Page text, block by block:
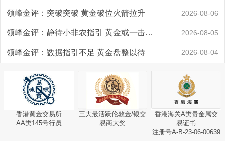
领峰金评：突破突破 黄金破位火箭拉升 2026-08-06
领峰金评：静待小非农指引 黄金或一击破局 2026-08-05
领峰金评：数据指引不足 黄金盘整以待 2026-08-04
香港黄金交易所
AA类145号行员
三大最活跃伦敦金/银交
易商大奖
香港海关A类贵金属交
易证书
注册号A-B-23-06-00639